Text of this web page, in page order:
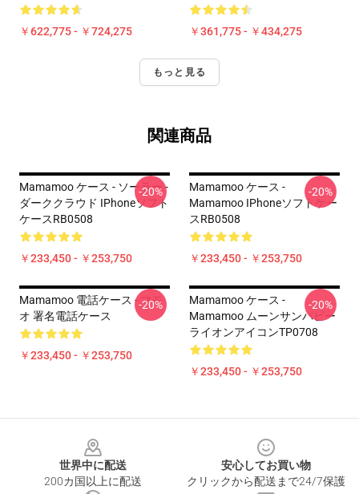
￥622,775 - ￥724,275 ￥361,775 - ￥434,275
もっと見る
関連商品
Mamamoo ケース - ソーラー -
ダーククラウド IPhoneソフト
ケースRB0508
￥233,450 - ￥253,750
-20%
Mamamoo ケース -
Mamamoo IPhoneソフトケー
スRB0508
￥233,450 - ￥253,750
-20%
Mamamoo 電話ケース - マモ
オ 署名電話ケース
￥233,450 - ￥253,750
-20%
Mamamoo ケース -
Mamamoo ムーンサンパピー
ライオンアイコンTP0708
￥233,450 - ￥253,750
-20%
世界中に配送
200カ国以上に配送
安心してお買い物
クリックから配送まで24/7保護